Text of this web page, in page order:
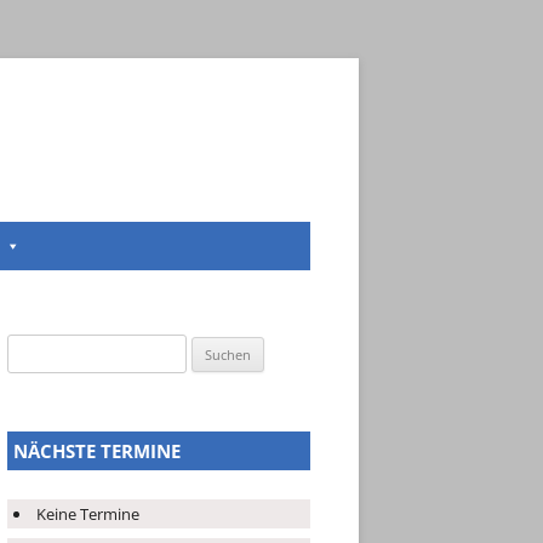
nach:
NÄCHSTE TERMINE
Keine Termine